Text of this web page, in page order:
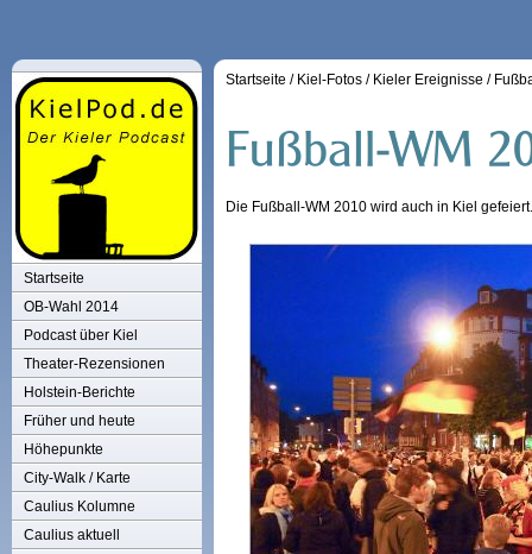
Startseite
OB-Wahl 2014
Podcast über Kiel
Theater-Rezensionen
Holstein-Berichte
Früher und heute
Höhepunkte
City-Walk / Karte
Caulius Kolumne
Caulius aktuell
Startseite / Kiel-Fotos / Kieler Ereignisse /
Die Fußball-WM 2010 wird auch in Kiel